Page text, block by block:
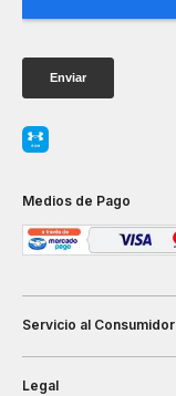
Medios de Pago
Servicio al Consumidor
Legal